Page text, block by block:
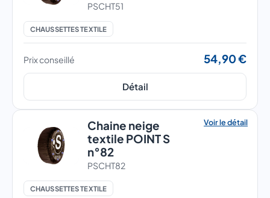
PSCHT51
CHAUSSETTES TEXTILE
Prix conseillé 54,90 €
Détail
Chaine neige
textile POINT S
n°82
Voir le détail
PSCHT82
CHAUSSETTES TEXTILE